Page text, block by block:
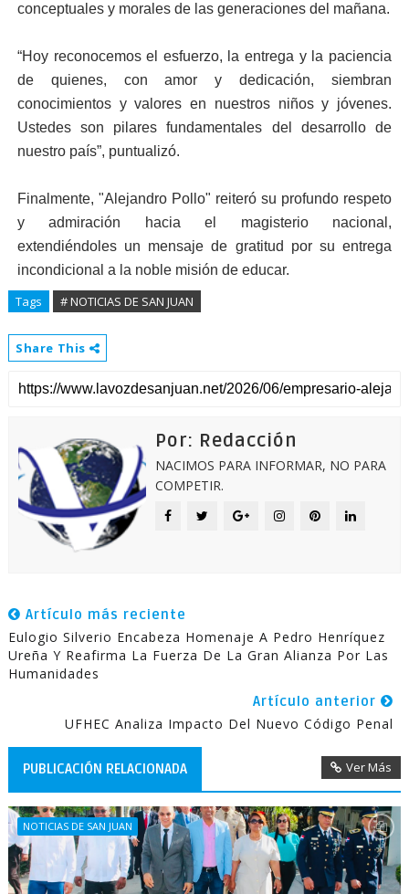
conceptuales y morales de las generaciones del mañana.
​“Hoy reconocemos el esfuerzo, la entrega y la paciencia
de quienes, con amor y dedicación, siembran
conocimientos y valores en nuestros niños y jóvenes.
Ustedes son pilares fundamentales del desarrollo de
nuestro país”, puntualizó.
​Finalmente, "Alejandro Pollo" reiteró su profundo respeto
y admiración hacia el magisterio nacional,
extendiéndoles un mensaje de gratitud por su entrega
incondicional a la noble misión de educar.
Tags # NOTICIAS DE SAN JUAN
Share This
Por: Redacción
NACIMOS PARA INFORMAR, NO PARA
COMPETIR.
Artículo más reciente
Eulogio Silverio Encabeza Homenaje A Pedro Henríquez
Ureña Y Reafirma La Fuerza De La Gran Alianza Por Las
Humanidades
Artículo anterior
UFHEC Analiza Impacto Del Nuevo Código Penal
PUBLICACIÓN RELACIONADA Ver Más
NOTICIAS DE SAN JUAN